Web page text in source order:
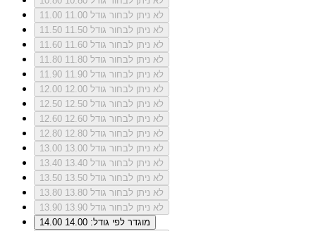
11.00
לא ניתן לבחור גודל 11.00
11.50
לא ניתן לבחור גודל 11.50
11.60
לא ניתן לבחור גודל 11.60
11.80
לא ניתן לבחור גודל 11.80
11.90
לא ניתן לבחור גודל 11.90
12.00
לא ניתן לבחור גודל 12.00
12.50
לא ניתן לבחור גודל 12.50
12.60
לא ניתן לבחור גודל 12.60
12.80
לא ניתן לבחור גודל 12.80
13.00
לא ניתן לבחור גודל 13.00
13.40
לא ניתן לבחור גודל 13.40
13.50
לא ניתן לבחור גודל 13.50
13.80
לא ניתן לבחור גודל 13.80
13.90
לא ניתן לבחור גודל 13.90
14.00
מוגדר לפי גודל: 14.00